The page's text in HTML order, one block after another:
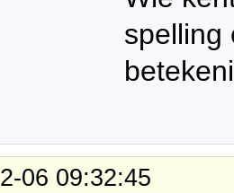
spelling
06 09:32:45